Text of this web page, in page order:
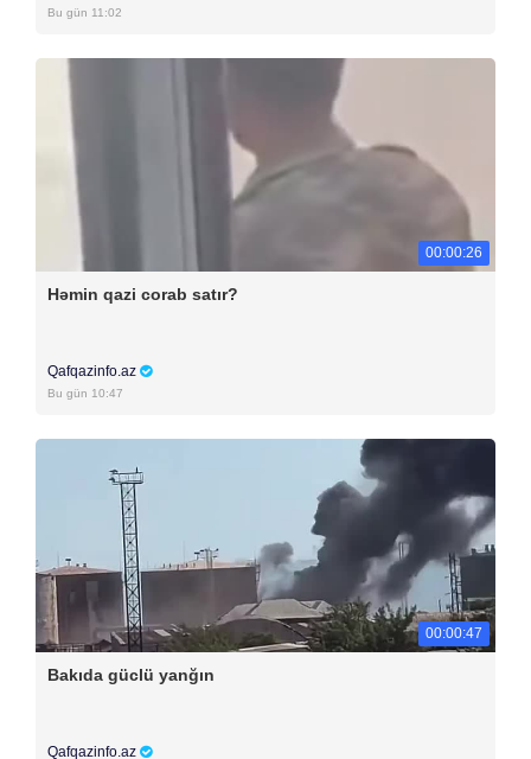
Bu gün 11:02
00:00:26
Həmin qazi corab satır?
Qafqazinfo.az
Bu gün 10:47
00:00:47
Bakıda güclü yanğın
Qafqazinfo.az